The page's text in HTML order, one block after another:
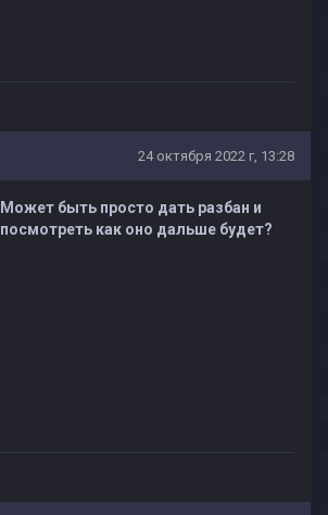
24 октября 2022 г, 13:28
Может быть просто дать разбан и
посмотреть как оно дальше будет?